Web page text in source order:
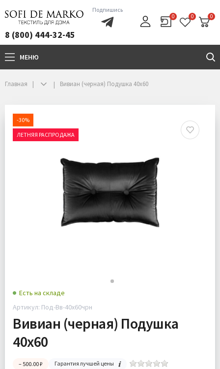
8 (800) 444-32-45
Подпишись
0 0 0
МЕНЮ
Главная Вивиан (черная) Подушка 40х60
-30%
ЛЕТНЯЯ РАСПРОДАЖА
Есть на складе
Артикул: Под-Вв-40х60чрн
Вивиан (черная) Подушка
40х60
– 500.00 ₽ Гарантия лучшей цены